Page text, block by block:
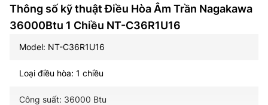
Thông số kỹ thuật Điều Hòa Âm Trần Nagakawa
36000Btu 1 Chiều NT-C36R1U16
Model: NT-C36R1U16
Loại điều hòa: 1 chiều
Công suất: 36000 Btu